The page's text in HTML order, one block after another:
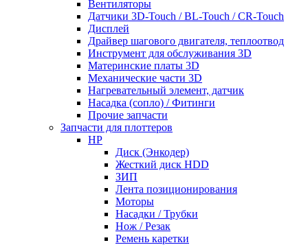
Вентиляторы
Датчики 3D-Touch / BL-Touch / CR-Touch
Дисплей
Драйвер шагового двигателя, теплоотвод
Инструмент для обслуживания 3D
Материнские платы 3D
Механические части 3D
Нагревательный элемент, датчик
Насадка (сопло) / Фитинги
Прочие запчасти
Запчасти для плоттеров
HP
Диск (Энкодер)
Жесткий диск HDD
ЗИП
Лента позиционирования
Моторы
Насадки / Трубки
Нож / Резак
Ремень каретки